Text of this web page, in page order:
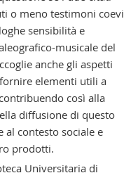
o meno testimoni coevi
sensibilità e
musicale del
anche gli aspetti
elementi utili a
così alla
diffusione di questo
al contesto sociale e
prodotti.
Universitaria di